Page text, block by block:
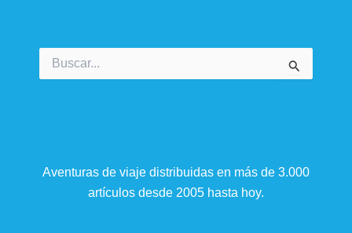
por:
Aventuras de viaje distribuidas en más de 3.000
artículos desde 2005 hasta hoy.